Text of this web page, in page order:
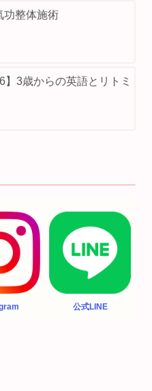
功整体施術
】3歳からの英語とリトミ
公式LINE